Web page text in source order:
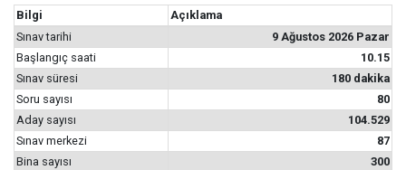
Bilgi
Açıklama
Sınav tarihi
9 Ağustos 2026 Pazar
Başlangıç saati
10.15
Sınav süresi
180 dakika
Soru sayısı
80
Aday sayısı
104.529
Sınav merkezi
87
Bina sayısı
300